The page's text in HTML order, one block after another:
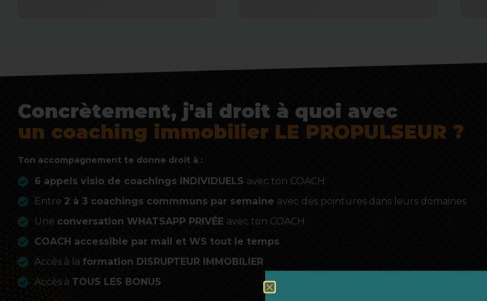
Concrètement, j'ai droit à quoi avec
un coaching immobilier LE PROPULSEUR ?
Ton accompagnement te donne droit à :
6 appels visio de coachings INDIVIDUELS avec ton COACH
Entre 2 à 3 coachings commmuns par semaine avec des pointures dans leurs domaines
Une conversation WHATSAPP PRIVÉE avec ton COACH
COACH accessible par mail et WS tout le temps
Accès à la formation DISRUPTEUR IMMOBILIER
Accès à TOUS LES BONUS